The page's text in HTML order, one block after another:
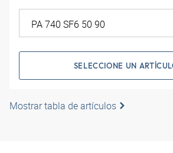
SELECCIONE UN
Mostrar tabla de artículos